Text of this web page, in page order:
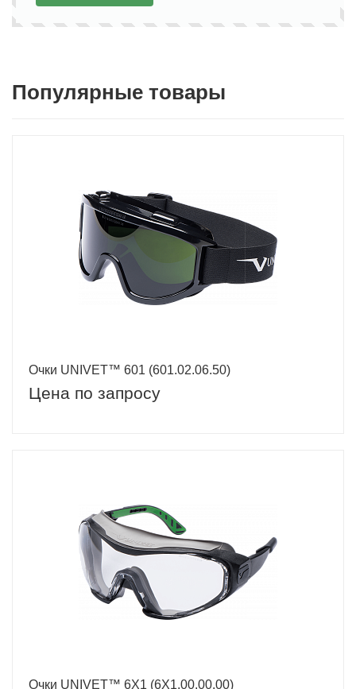
Популярные товары
Очки UNIVET™ 601 (601.02.06.50)
Цена по запросу
Очки UNIVET™ 6Х1 (6Х1.00.00.00)